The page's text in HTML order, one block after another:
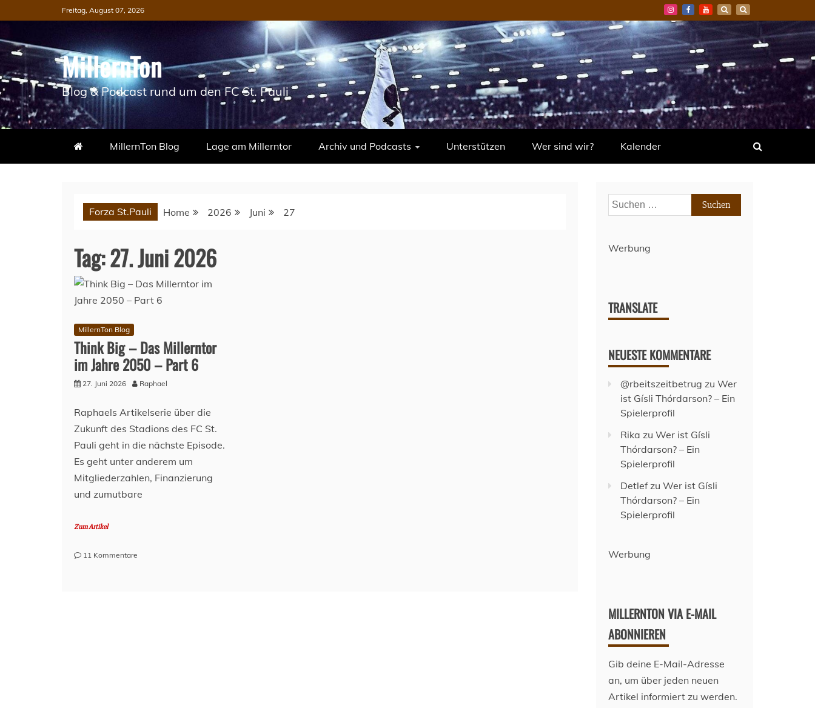
to
content
Freitag, August 07, 2026
MillernTon
Blog & Podcast rund um den FC St. Pauli
MillernTon Blog Lage am Millerntor Archiv und Podcasts Unterstützen Wer sind wir? Kalender
Forza St.Pauli Home 2026 Juni 27
Tag:27. Juni 2026
MillernTon Blog
Think Big – Das Millerntor
im Jahre 2050 – Part 6
27. Juni 2026 Raphael
Raphaels Artikelserie über die
Zukunft des Stadions des FC St.
Pauli geht in die nächste Episode.
Es geht unter anderem um
Mitgliederzahlen, Finanzierung
und zumutbare
Zum Artikel
11 Kommentare
Suchen
nach:
Werbung
TRANSLATE
NEUESTE KOMMENTARE
@rbeitszeitbetrug zuWer
ist Gísli Thórdarson? – Ein
Spielerprofil
Rika zuWer ist Gísli
Thórdarson? – Ein
Spielerprofil
DetlefzuWer ist Gísli
Thórdarson? – Ein
Spielerprofil
Werbung
MILLERNTON VIA E-MAIL
ABONNIEREN
Gib deine E-Mail-Adresse
an, um über jeden neuen
Artikel informiert zu werden.